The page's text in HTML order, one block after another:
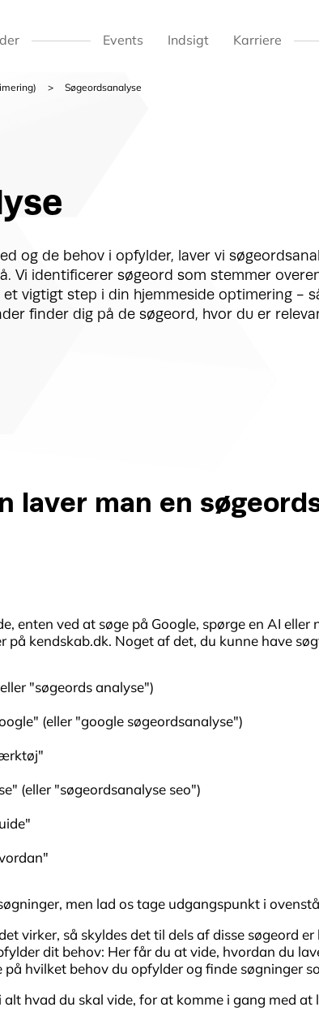
Events Indsigt Karriere
Søgeordsanalyse
og de behov i opfylder, laver vi
Vi identificerer søgeord som stemmer
vigtigt step i din hjemmeside optimering -
finder dig på de søgeord, hvor du er
laver man en
enten ved at søge på Google, spørge en AI eller
på kendskab.dk. Noget af det, du kunne have
"søgeords analyse")
(eller "google søgeordsanalyse")
(eller "søgeordsanalyse seo")
men lad os tage udgangspunkt i
virker, så skyldes det til dels af disse søgeord
dit behov: Her får du at vide, hvordan du
hvilket behov du opfylder og finde søgninger
hvad du skal vide, for at komme i gang med at